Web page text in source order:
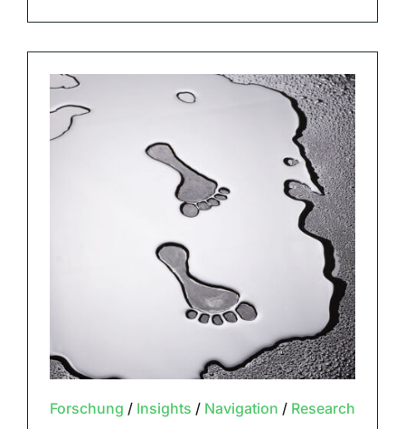
Forschung / Insights / Navigation / Research